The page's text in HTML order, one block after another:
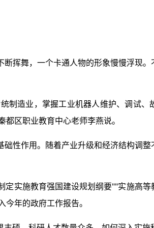
断挥舞，一个卡通人物的形象慢慢浮现
制造业，掌握工业机器人维护、调试
区职业教育中心老师李燕说。
础性作用。随着产业升级和经济结构调
定实施教育强国建设规划纲要""实施高
年的政府工作报告。